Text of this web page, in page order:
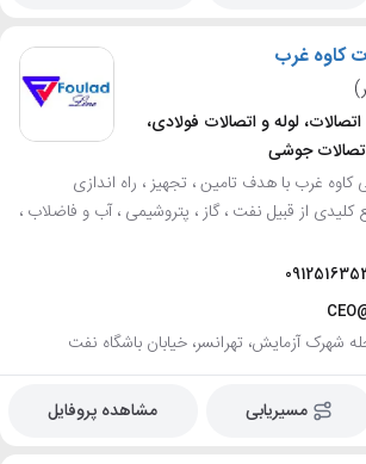
کاوه غرب
لوله و اتصالات فولادی،
جوشی
غرب با هدف تامین ، تجهیز ، راه اندازی
کلیدی از قبیل نفت ، گاز ، پتروشیمی ، آب و فاضلاب ،
مسیریابی مشاهده پروفایل